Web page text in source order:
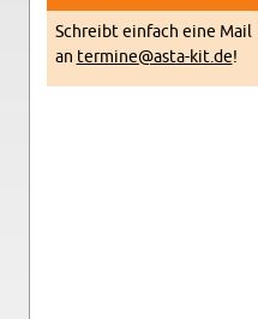
Schreibt ein­fach eine Mail
an termine@​asta-​kit.​de!